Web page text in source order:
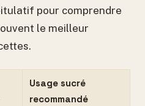
pour comprendre
le meilleur
Usage sucré
recommandé